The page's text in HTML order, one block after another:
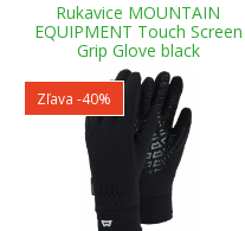
Rukavice MOUNTAIN
EQUIPMENT Touch Screen
Grip Glove black
Zľava -40%